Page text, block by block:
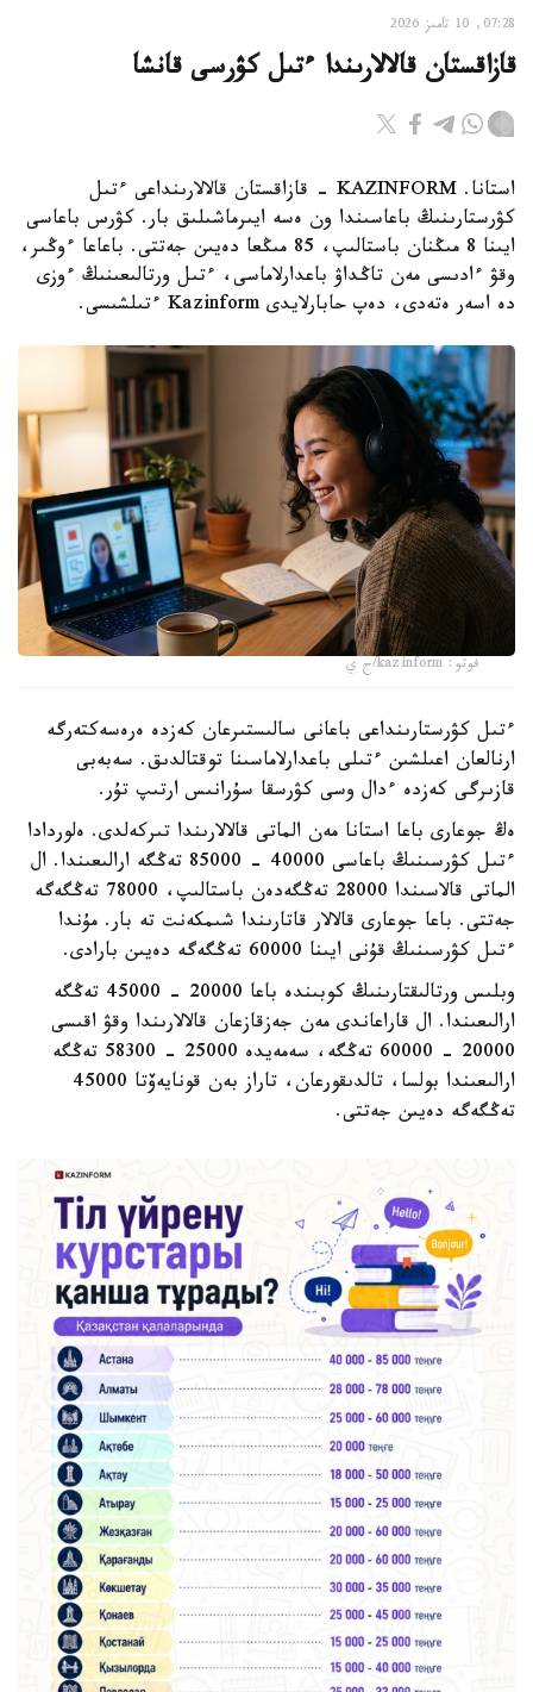
07:28, 10 تامىز 2026
قازاقستان قالالارىندا ءتىل كۋرسى قانشا
استانا. KAZINFORM - قازاقستان قالالارىنداعى ءتىل
كۋرستارىنىڭ باعاسىندا ون ەسە ايىرماشىلىق بار. كۋرس باعاسى
ايىنا 8 مىڭنان باستالىپ، 85 مىڭعا دەيىن جەتتى. باعاعا ءوڭىر،
وقۋ ءادىسى مەن تاڭداۋ باعدارلاماسى، ءتىل ورتالىعىنىڭ ءوزى
دە اسەر ەتەدى، دەپ حابارلايدى Kazinform ءتىلشىسى.
فوتو: kazinform/ج ي
ءتىل كۋرستارىنداعى باعانى سالىستىرعان كەزدە ەرەسەكتەرگە
ارنالعان اعىلشىن ءتىلى باعدارلاماسىنا توقتالدىق. سەبەبى
قازىرگى كەزدە ءدال وسى كۋرسقا سۇرانىس ارتىپ تۇر.
ەڭ جوعارى باعا استانا مەن الماتى قالالارىندا تىركەلدى. ەلوردادا
ءتىل كۋرسىنىڭ باعاسى 40000 - 85000 تەڭگە ارالىعىندا. ال
الماتى قالاسىندا 28000 تەڭگەدەن باستالىپ، 78000 تەڭگەگە
جەتتى. باعا جوعارى قالالار قاتارىندا شىمكەنت تە بار. مۇندا
ءتىل كۋرسىنىڭ قۇنى ايىنا 60000 تەڭگەگە دەيىن بارادى.
وبلىس ورتالىقتارىنىڭ كوبىندە باعا 20000 - 45000 تەڭگە
ارالىعىندا. ال قاراعاندى مەن جەزقازعان قالالارىندا وقۋ اقىسى
20000 - 60000 تەڭگە، سەمەيدە 25000 - 58300 تەڭگە
ارالىعىندا بولسا، تالدىقورعان، تاراز بەن قونايەۆتا 45000
تەڭگەگە دەيىن جەتتى.